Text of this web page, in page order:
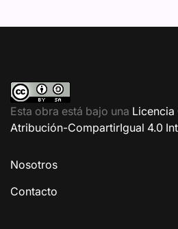
Esta obra está bajo una Licencia
Atribución-CompartirIgual 4.0
Nosotros
Contacto